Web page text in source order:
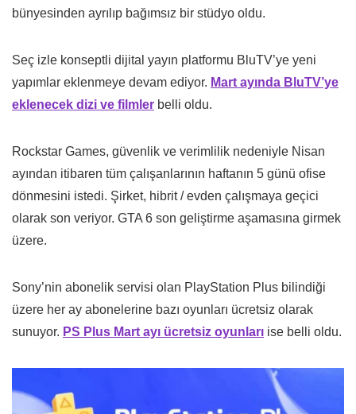
bünyesinden ayrılıp bağımsız bir stüdyo oldu.
Seç izle konseptli dijital yayın platformu BluTV’ye yeni
yapımlar eklenmeye devam ediyor. Mart ayında BluTV’ye
eklenecek dizi ve filmler belli oldu.
Rockstar Games, güvenlik ve verimlilik nedeniyle Nisan
ayından itibaren tüm çalışanlarının haftanın 5 günü ofise
dönmesini istedi. Şirket, hibrit / evden çalışmaya geçici
olarak son veriyor. GTA 6 son geliştirme aşamasına girmek
üzere.
Sony’nin abonelik servisi olan PlayStation Plus bilindiği
üzere her ay abonelerine bazı oyunları ücretsiz olarak
sunuyor. PS Plus Mart ayı ücretsiz oyunları ise belli oldu.